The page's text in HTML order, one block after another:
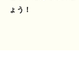
ょう！